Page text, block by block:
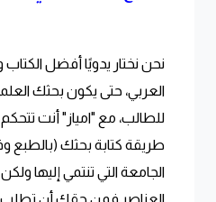
نحن نختار يدويًا أفضل الكتاب
العربي، حتى يكون بحثك
للطالب، مع "امياز" أنت
طريقة كتابة بحثك (بالطبع
الجامعة التي تنتمي إليها
العناصر فمن حقك أن تطلب